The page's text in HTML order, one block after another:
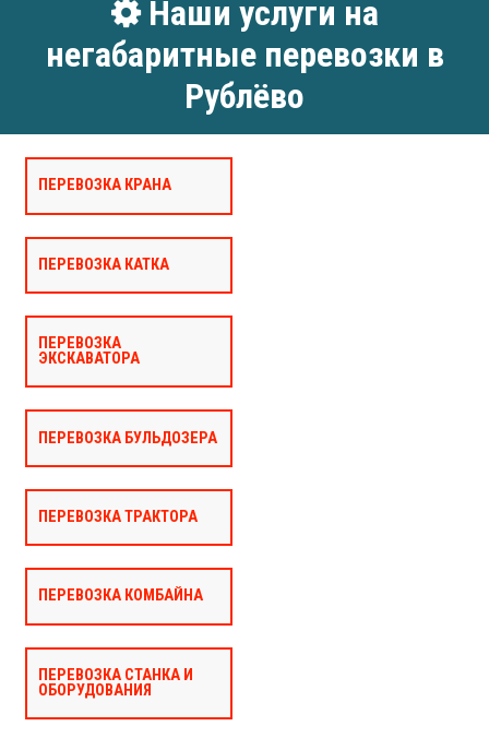
Наши услуги на
негабаритные перевозки в
Рублёво
ПЕРЕВОЗКА КРАНА
ПЕРЕВОЗКА КАТКА
ПЕРЕВОЗКА
ЭКСКАВАТОРА
ПЕРЕВОЗКА БУЛЬДОЗЕРА
ПЕРЕВОЗКА ТРАКТОРА
ПЕРЕВОЗКА КОМБАЙНА
ПЕРЕВОЗКА СТАНКА И
ОБОРУДОВАНИЯ